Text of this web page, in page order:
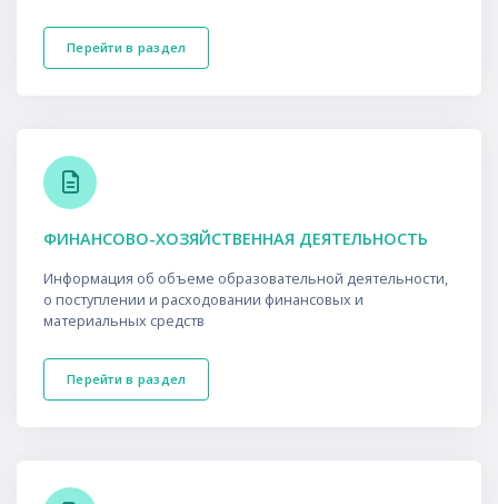
Перейти в раздел
ФИНАНСОВО-ХОЗЯЙСТВЕННАЯ ДЕЯТЕЛЬНОСТЬ
Информация об объеме образовательной деятельности,
о поступлении и расходовании финансовых и
материальных средств
Перейти в раздел